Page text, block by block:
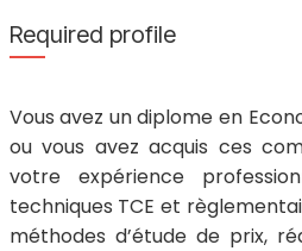
Required profile
Vous avez un diplome en
ou vous avez acquis ces
votre expérience
techniques TCE et
méthodes d’étude de prix,